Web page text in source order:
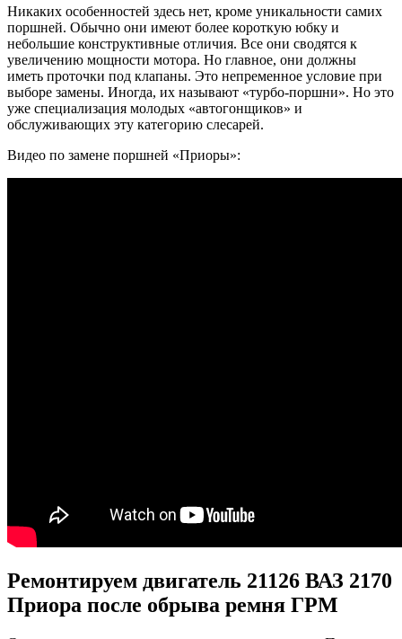
Никаких особенностей здесь нет, кроме уникальности самих
поршней. Обычно они имеют более короткую юбку и
небольшие конструктивные отличия. Все они сводятся к
увеличению мощности мотора. Но главное, они должны
иметь проточки под клапаны. Это непременное условие при
выборе замены. Иногда, их называют «турбо-поршни». Но это
уже специализация молодых «автогонщиков» и
обслуживающих эту категорию слесарей.
Видео по замене поршней «Приоры»:
Ремонтируем двигатель 21126 ВАЗ 2170
Приора после обрыва ремня ГРМ